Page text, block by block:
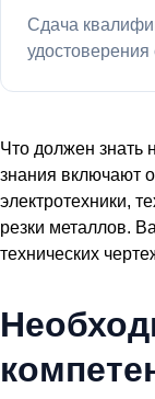
Сдача
Что должен знать
знания включают
электротехники,
резки металлов.
технических